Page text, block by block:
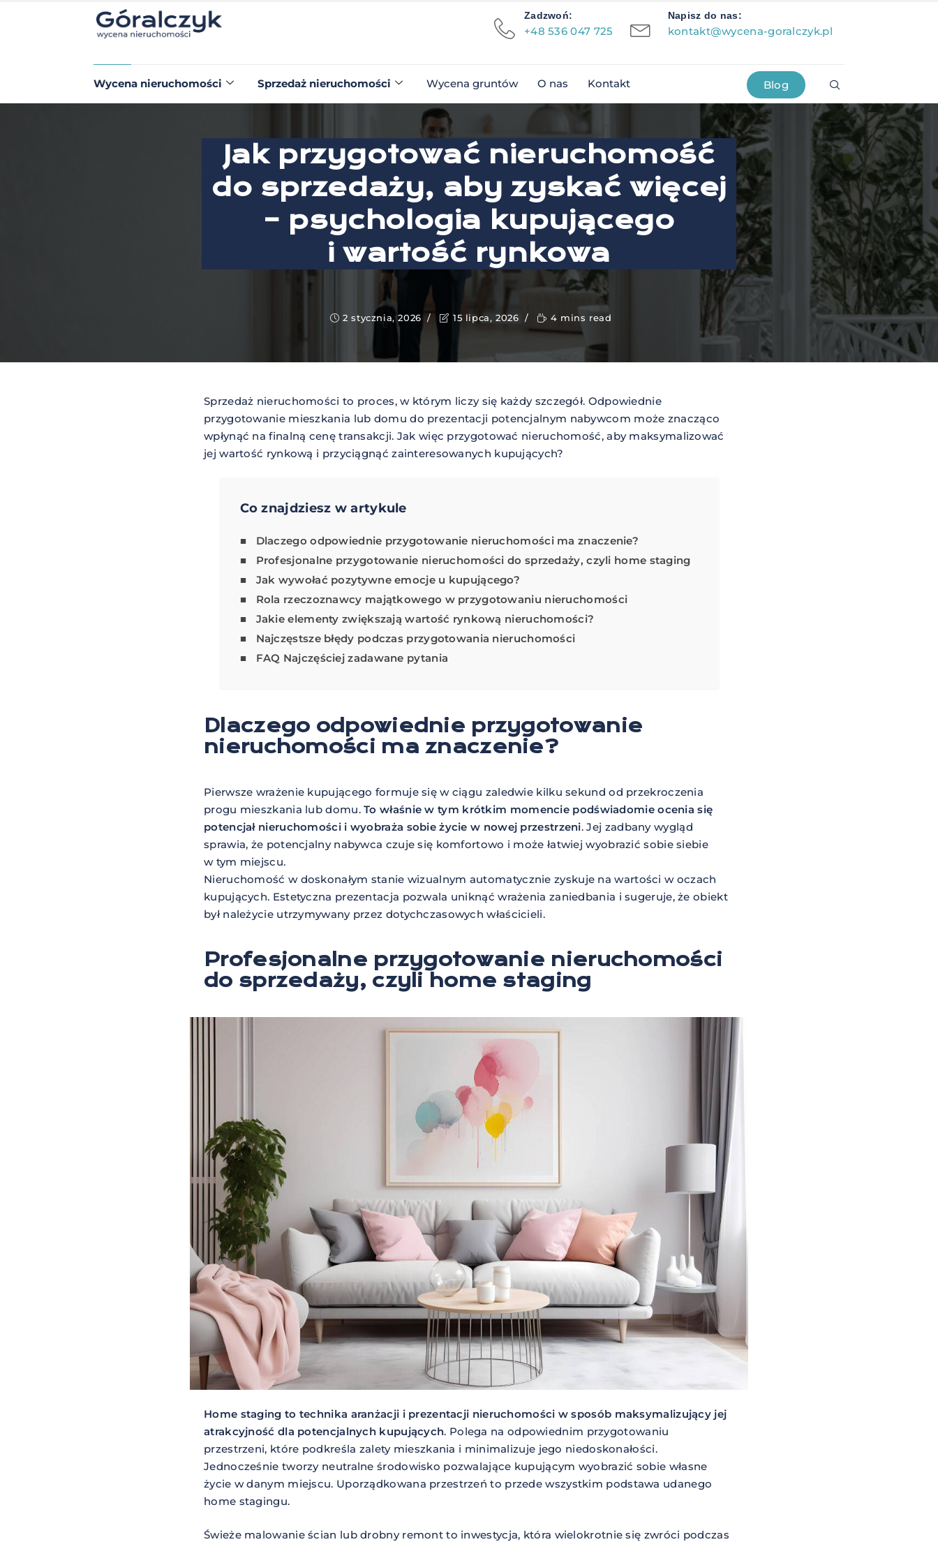
Napisz do nas:
kontakt@wycena-goralczyk.pl
Zadzwoń:
+48 536 047 725
Wycena nieruchomości Sprzedaż nieruchomości Wycena gruntów O nas Kontakt Blog
Jak przygotować nieruchomość
do sprzedaży, aby zyskać więcej
– psychologia kupującego
i wartość rynkowa
2 stycznia, 2026 15 lipca, 2026 4 mins read
Sprzedaż nieruchomości to proces, w którym liczy się każdy szczegół. Odpowiednie
przygotowanie mieszkania lub domu do prezentacji potencjalnym nabywcom może znacząco
wpłynąć na finalną cenę transakcji. Jak więc przygotować nieruchomość, aby maksymalizować
jej wartość rynkową i przyciągnąć zainteresowanych kupujących?
Co znajdziesz w artykule
Dlaczego odpowiednie przygotowanie nieruchomości ma znaczenie?
Profesjonalne przygotowanie nieruchomości do sprzedaży, czyli home staging
Jak wywołać pozytywne emocje u kupującego?
Rola rzeczoznawcy majątkowego w przygotowaniu nieruchomości
Jakie elementy zwiększają wartość rynkową nieruchomości?
Najczęstsze błędy podczas przygotowania nieruchomości
FAQ Najczęściej zadawane pytania
Dlaczego odpowiednie przygotowanie
nieruchomości ma znaczenie?
Pierwsze wrażenie kupującego formuje się w ciągu zaledwie kilku sekund od przekroczenia
progu mieszkania lub domu.To właśnie w tym krótkim momencie podświadomie ocenia się
potencjał nieruchomości i wyobraża sobie życie w nowej przestrzeni. Jej zadbany wygląd
sprawia, że potencjalny nabywca czuje się komfortowo i może łatwiej wyobrazić sobie siebie
w tym miejscu.
Nieruchomość w doskonałym stanie wizualnym automatycznie zyskuje na wartości w oczach
kupujących. Estetyczna prezentacja pozwala uniknąć wrażenia zaniedbania i sugeruje, że obiekt
był należycie utrzymywany przez dotychczasowych właścicieli.
Profesjonalne przygotowanie nieruchomości
do sprzedaży, czyli home staging
Home staging to technika aranżacji i prezentacji nieruchomości w sposób maksymalizujący jej
atrakcyjność dla potencjalnych kupujących. Polega na odpowiednim przygotowaniu
przestrzeni, które podkreśla zalety mieszkania i minimalizuje jego niedoskonałości.
Jednocześnie tworzy neutralne środowisko pozwalające kupującym wyobrazić sobie własne
życie w danym miejscu. Uporządkowana przestrzeń to przede wszystkim podstawa udanego
home stagingu.
Świeże malowanie ścian lub drobny remont to inwestycja, która wielokrotnie się zwróci podczas